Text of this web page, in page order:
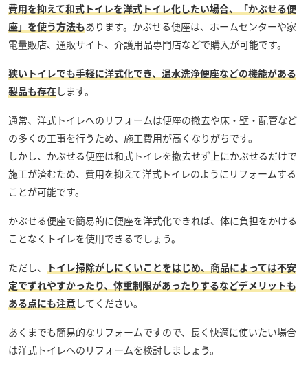
費用を抑えて和式トイレを洋式トイレ化したい場合、「かぶせる便
座」を使う方法もあります。かぶせる便座は、ホームセンターや家
電量販店、通販サイト、介護用品専門店などで購入が可能です。
狭いトイレでも手軽に洋式化でき、温水洗浄便座などの機能がある
製品も存在します。
通常、洋式トイレへのリフォームは便座の撤去や床・壁・配管など
の多くの工事を行うため、施工費用が高くなりがちです。
しかし、かぶせる便座は和式トイレを撤去せず上にかぶせるだけで
施工が済むため、費用を抑えて洋式トイレのようにリフォームする
ことが可能です。
かぶせる便座で簡易的に便座を洋式化できれば、体に負担をかける
ことなくトイレを使用できるでしょう。
ただし、
トイレ掃除がしにくいことをはじめ、商品によっては不安
定でずれやすかったり、体重制限があったりするなどデメリットも
ある点にも注意 してください。
あくまでも簡易的なリフォームですので、長く快適に使いたい場合
は洋式トイレへのリフォームを検討しましょう。